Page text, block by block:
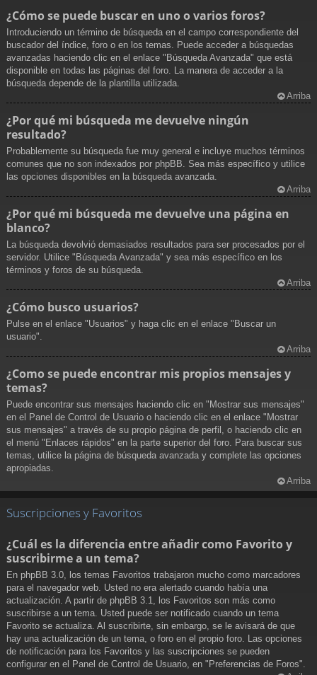
¿Cómo se puede buscar en uno o varios foros?
Introduciendo un término de búsqueda en el campo correspondiente del
buscador del índice, foro o en los temas. Puede acceder a búsquedas
avanzadas haciendo clic en el enlace "Búsqueda Avanzada" que está
disponible en todas las páginas del foro. La manera de acceder a la
búsqueda depende de la plantilla utilizada.
Arriba
¿Por qué mi búsqueda me devuelve ningún
resultado?
Probablemente su búsqueda fue muy general e incluye muchos términos
comunes que no son indexados por phpBB. Sea más específico y utilice
las opciones disponibles en la búsqueda avanzada.
Arriba
¿Por qué mi búsqueda me devuelve una página en
blanco?
La búsqueda devolvió demasiados resultados para ser procesados por el
servidor. Utilice "Búsqueda Avanzada" y sea más específico en los
términos y foros de su búsqueda.
Arriba
¿Cómo busco usuarios?
Pulse en el enlace "Usuarios" y haga clic en el enlace "Buscar un
usuario".
Arriba
¿Como se puede encontrar mis propios mensajes y
temas?
Puede encontrar sus mensajes haciendo clic en "Mostrar sus mensajes"
en el Panel de Control de Usuario o haciendo clic en el enlace "Mostrar
sus mensajes" a través de su propio página de perfil, o haciendo clic en
el menú "Enlaces rápidos" en la parte superior del foro. Para buscar sus
temas, utilice la página de búsqueda avanzada y complete las opciones
apropiadas.
Arriba
Suscripciones y Favoritos
¿Cuál es la diferencia entre añadir como Favorito y
suscribirme a un tema?
En phpBB 3.0, los temas Favoritos trabajaron mucho como marcadores
para el navegador web. Usted no era alertado cuando había una
actualización. A partir de phpBB 3.1, los Favoritos son más como
suscribirse a un tema. Usted puede ser notificado cuando un tema
Favorito se actualiza. Al suscribirte, sin embargo, se le avisará de que
hay una actualización de un tema, o foro en el propio foro. Las opciones
de notificación para los Favoritos y las suscripciones se pueden
configurar en el Panel de Control de Usuario, en "Preferencias de Foros".